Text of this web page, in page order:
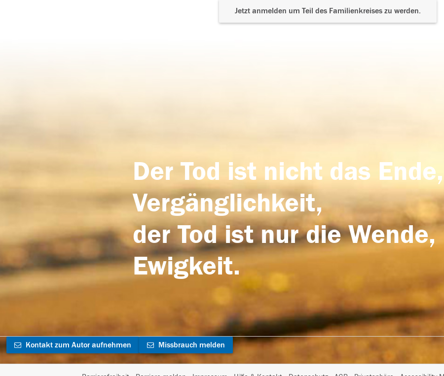
Jetzt anmelden um Teil des Familienkreises zu werden.
Der Tod ist nicht das
Vergänglichkeit,
der Tod ist nur die
Ewigkeit.
Kontakt zum Autor aufnehmen Missbrauch melden